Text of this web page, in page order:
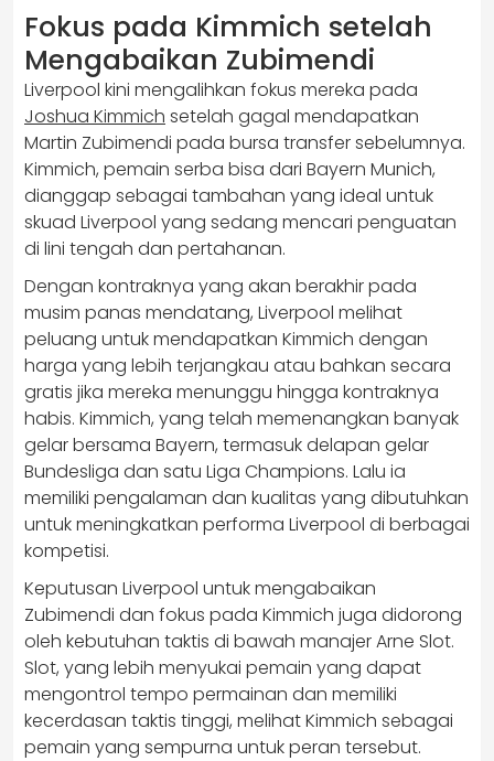
Fokus pada Kimmich setelah
Mengabaikan Zubimendi
Liverpool kini mengalihkan fokus mereka pada
Joshua Kimmich setelah gagal mendapatkan
Martin Zubimendi pada bursa transfer sebelumnya.
Kimmich, pemain serba bisa dari Bayern Munich,
dianggap sebagai tambahan yang ideal untuk
skuad Liverpool yang sedang mencari penguatan
di lini tengah dan pertahanan.
Dengan kontraknya yang akan berakhir pada
musim panas mendatang, Liverpool melihat
peluang untuk mendapatkan Kimmich dengan
harga yang lebih terjangkau atau bahkan secara
gratis jika mereka menunggu hingga kontraknya
habis. Kimmich, yang telah memenangkan banyak
gelar bersama Bayern, termasuk delapan gelar
Bundesliga dan satu Liga Champions. Lalu ia
memiliki pengalaman dan kualitas yang dibutuhkan
untuk meningkatkan performa Liverpool di berbagai
kompetisi.
Keputusan Liverpool untuk mengabaikan
Zubimendi dan fokus pada Kimmich juga didorong
oleh kebutuhan taktis di bawah manajer Arne Slot.
Slot, yang lebih menyukai pemain yang dapat
mengontrol tempo permainan dan memiliki
kecerdasan taktis tinggi, melihat Kimmich sebagai
pemain yang sempurna untuk peran tersebut.